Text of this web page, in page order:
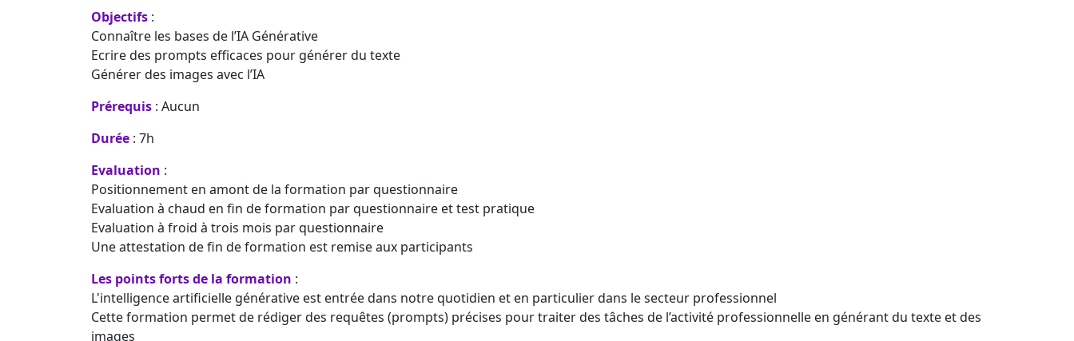
Objectifs :
Connaître les bases de l’IA Générative
Ecrire des prompts efficaces pour générer du texte
Générer des images avec l’IA
Prérequis : Aucun
Durée : 7h
Evaluation :
Positionnement en amont de la formation par questionnaire
Evaluation à chaud en fin de formation par questionnaire et test pratique
Evaluation à froid à trois mois par questionnaire
Une attestation de fin de formation est remise aux participants
Les points forts de la formation :
L'intelligence artificielle générative est entrée dans notre quotidien et en particulier dans le secteur professionnel
Cette formation permet de rédiger des requêtes (prompts) précises pour traiter des tâches de l’activité professionnelle en générant du texte et des
images